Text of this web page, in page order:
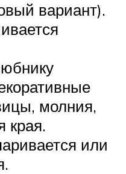
вариант).
молния,
края.
или